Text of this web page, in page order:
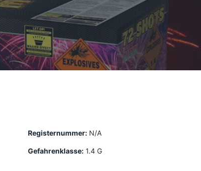
Registernummer: N/A
Gefahrenklasse: 1.4 G